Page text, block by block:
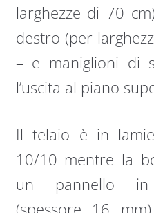
larghezze di 70
destro (per
– e maniglioni di
l’uscita al piano
Il telaio è in
10/10 mentre la
un pannello in